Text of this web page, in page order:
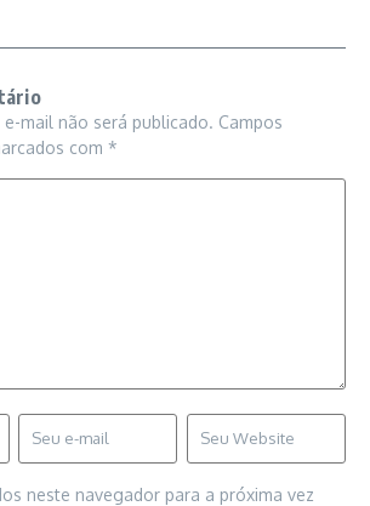
mail não será publicado. Campos
com *
neste navegador para a próxima vez